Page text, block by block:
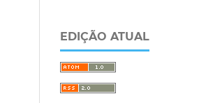
EDIÇÃO ATUAL